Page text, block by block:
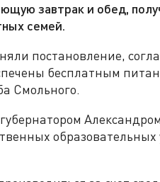
завтрак и обед,
семей.
постановление,
бесплатным
Смольного.